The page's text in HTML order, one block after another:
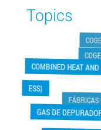
Topics
COMBINED HEAT
ESS)
FÁBRICAS
GAS DE